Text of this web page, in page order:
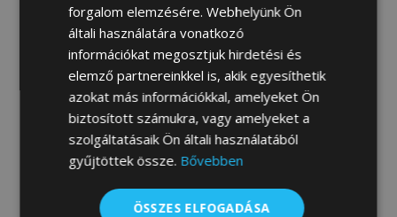
forgalom elemzésére. Webhelyünk Ön
általi használatára vonatkozó
információkat megosztjuk hirdetési és
elemző partnereinkkel is, akik egyesíthetik
azokat más információkkal, amelyeket Ön
biztosított számukra, vagy amelyeket a
szolgáltatásaik Ön általi használatából
gyűjtöttek össze. Bővebben
ÖSSZES ELFOGADÁSA